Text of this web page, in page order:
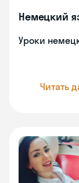
Немецкий
Уроки
Читать